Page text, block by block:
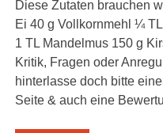
Diese Zutaten brauchen
Ei 40 g Vollkornmehl ¼
1 TL Mandelmus 150 g
Kritik, Fragen oder
hinterlasse doch bitte
Seite & auch eine